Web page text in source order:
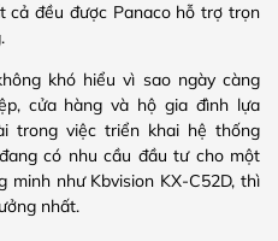
cả đều được Panaco hỗ trợ trọn
khó hiểu vì sao ngày càng
cửa hàng và hộ gia đình lựa
trong việc triển khai hệ thống
có nhu cầu đầu tư cho một
như Kbvision KX-C52D, thì
nhất.